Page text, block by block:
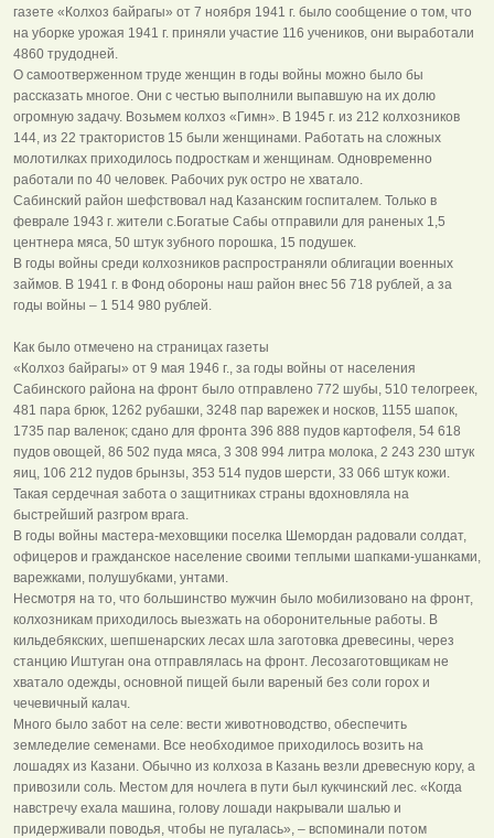
газете «Колхоз байрагы» от 7 ноября 1941 г. было сообщение о том, что
на уборке урожая 1941 г. приняли участие 116 учеников, они выработали
4860 трудодней.
О самоотверженном труде женщин в годы войны можно было бы
рассказать многое. Они с честью выполнили выпавшую на их долю
огромную задачу. Возьмем колхоз «Гимн». В 1945 г. из 212 колхозников
144, из 22 трактористов 15 были женщинами. Работать на сложных
молотилках приходилось подросткам и женщинам. Одновременно
работали по 40 человек. Рабочих рук остро не хватало.
Сабинский район шефствовал над Казанским госпиталем. Только в
феврале 1943 г. жители с.Богатые Сабы отправили для раненых 1,5
центнера мяса, 50 штук зубного порошка, 15 подушек.
В годы войны среди колхозников распространяли облигации военных
займов. В 1941 г. в Фонд обороны наш район внес 56 718 рублей, а за
годы войны – 1 514 980 рублей.
Как было отмечено на страницах газеты
«Колхоз байрагы» от 9 мая 1946 г., за годы войны от населения
Сабинского района на фронт было отправлено 772 шубы, 510 телогреек,
481 пара брюк, 1262 рубашки, 3248 пар варежек и носков, 1155 шапок,
1735 пар валенок; сдано для фронта 396 888 пудов картофеля, 54 618
пудов овощей, 86 502 пуда мяса, 3 308 994 литра молока, 2 243 230 штук
яиц, 106 212 пудов брынзы, 353 514 пудов шерсти, 33 066 штук кожи.
Такая сердечная забота о защитниках страны вдохновляла на
быстрейший разгром врага.
В годы войны мастера-меховщики поселка Шемордан радовали солдат,
офицеров и гражданское население своими теплыми шапками-ушанками,
варежками, полушубками, унтами.
Несмотря на то, что большинство мужчин было мобилизовано на фронт,
колхозникам приходилось выезжать на оборонительные работы. В
кильдебякских, шепшенарских лесах шла заготовка древесины, через
станцию Иштуган она отправлялась на фронт. Лесозаготовщикам не
хватало одежды, основной пищей были вареный без соли горох и
чечевичный калач.
Много было забот на селе: вести животноводство, обеспечить
земледелие семенами. Все необходимое приходилось возить на
лошадях из Казани. Обычно из колхоза в Казань везли древесную кору, а
привозили соль. Местом для ночлега в пути был кукчинский лес. «Когда
навстречу ехала машина, голову лошади накрывали шалью и
придерживали поводья, чтобы не пугалась», – вспоминали потом